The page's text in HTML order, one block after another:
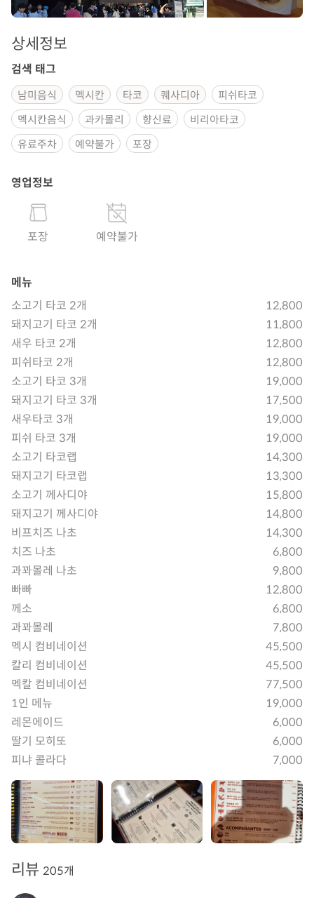
상세정보
검색 태그
남미음식 멕시칸 타코 퀘사디아
피쉬타코
멕시칸음식
과카몰리 향신료
비리아타코
유료주차
예약불가 포장
영업정보
포장 예약불가
메뉴
소고기 타코 2개
12,800
돼지고기 타코 2개
11,800
새우 타코 2개
12,800
피쉬타코 2개
12,800
소고기 타코 3개
19,000
돼지고기 타코 3개
17,500
새우타코 3개
19,000
피쉬 타코 3개
19,000
소고기 타코랩
14,300
돼지고기 타코랩
13,300
소고기 께사디야
15,800
돼지고기 께사디야
14,800
비프치즈 나초
14,300
치즈 나초
6,800
과꽈몰레 나초
9,800
빠빠
12,800
께소
6,800
과꽈몰레
7,800
멕시 컴비네이션
45,500
칼리 컴비네이션
45,500
멕칼 컴비네이션
77,500
1인 메뉴
19,000
레몬에이드
6,000
딸기 모히또
6,000
피냐 콜라다
7,000
리뷰 205개